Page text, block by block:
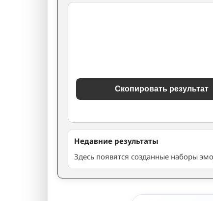
Скопировать результат
Недавние результаты
Здесь появятся созданные наборы